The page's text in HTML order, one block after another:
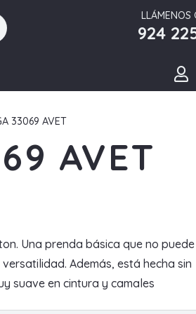
LLÁMENOS
924
33069 AVET
AVET
Una prenda básica que no
Además, está hecha sin
suave en cintura y camales